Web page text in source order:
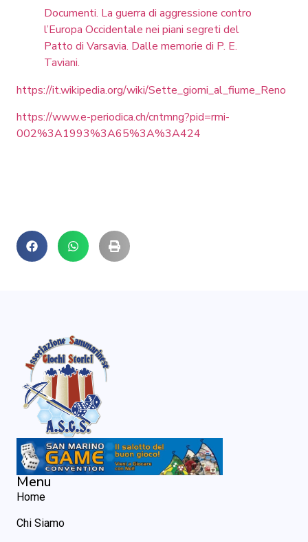
Documenti. La guerra di aggressione contro
l’Europa Occidentale nei piani segreti del
Patto di Varsavia. Dalle memorie di P. E.
Taviani.
https://it.wikipedia.org/wiki/Sette_giorni_al_fiume_Reno
https://www.e-periodica.ch/cntmng?pid=rmi-
002%3A1993%3A65%3A%3A424
Menu
Home
Chi Siamo